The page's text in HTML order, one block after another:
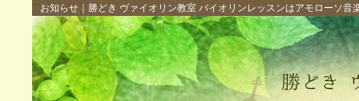
お知らせ｜勝どき ヴァイオリン教室 バイオリンレッスンはアモローソ